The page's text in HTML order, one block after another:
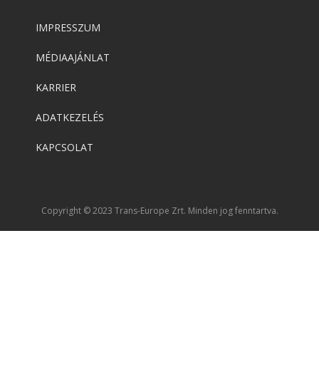
IMPRESSZUM
MÉDIAAJÁNLAT
KARRIER
ADATKEZELÉS
KAPCSOLAT
Copyright © 2023 Trans-Europe Zrt. Minden jog fenntartva.